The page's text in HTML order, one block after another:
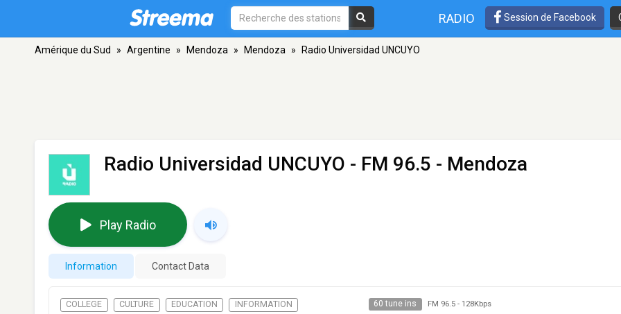
RADIO Session de Facebook
Amérique du Sud » Argentine » Mendoza » Mendoza » Radio Universidad UNCUYO
Radio Universidad UNCUYO - FM 96.5 - Mendoza
Play Radio
Information Contact Data
COLLEGE CULTURE EDUCATION INFORMATION 60 tune ins FM 96.5- 128Kbps